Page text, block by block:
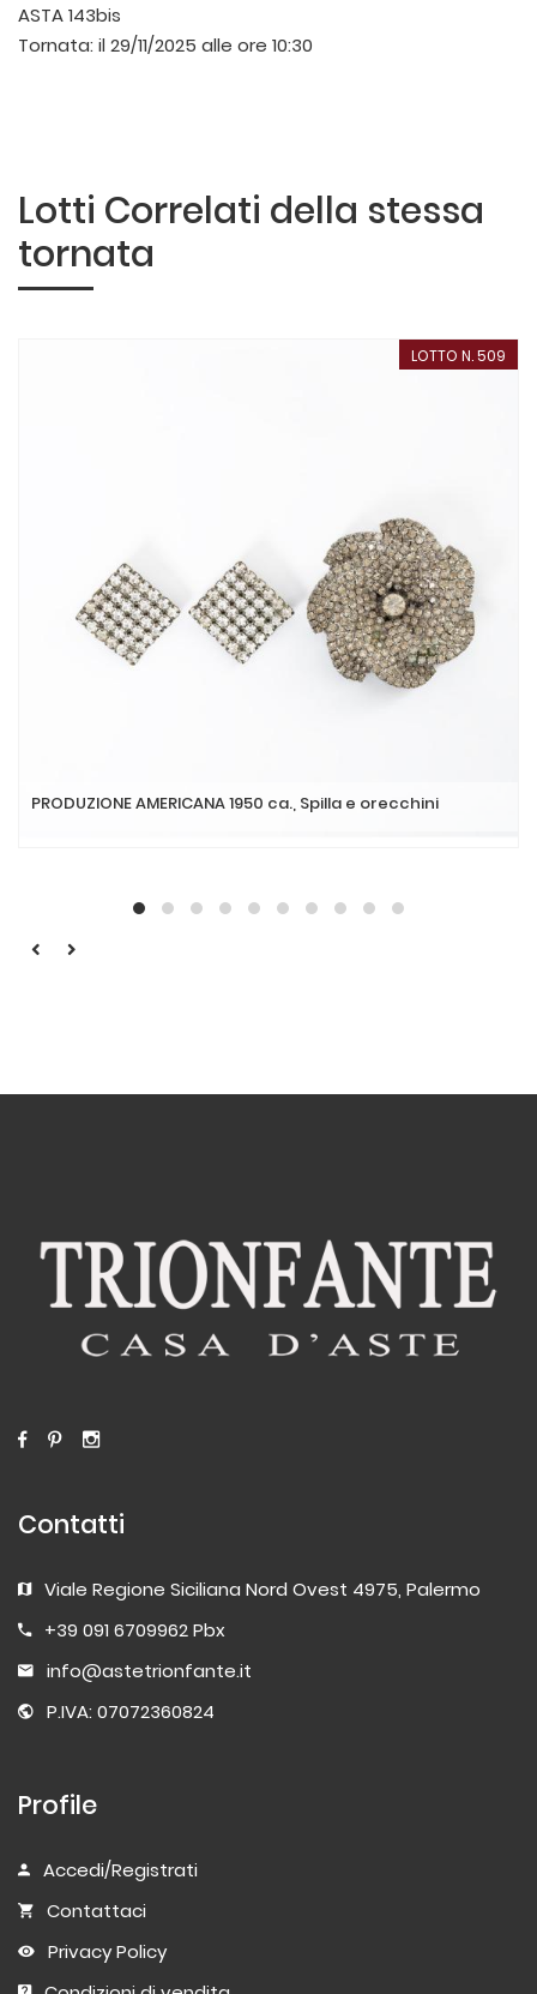
ASTA 143bis
Tornata: il 29/11/2025 alle ore 10:30
Lotti Correlati della stessa
tornata
LOTTO N. 509
PRODUZIONE AMERICANA 1950 ca., Spilla e orecchini
Contatti
Viale Regione Siciliana Nord Ovest 4975, Palermo
+39 091 6709962 Pbx
info@astetrionfante.it
P.IVA: 07072360824
Profile
Accedi/Registrati
Contattaci
Privacy Policy